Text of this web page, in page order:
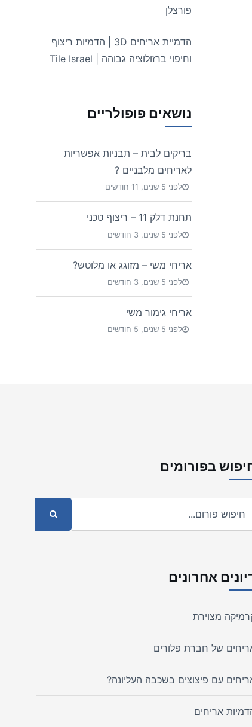
פורצלן
הדמיית אריחים 3D | הדמיות ריצוף
וחיפוי ברזולוציה גבוהה | Tile Israel
נושאים פופולריים
בריקים לבית – תבניות אפשריות
לאריחים מלבניים ?
לפני 5 שנים, 11 חודשים
תחנת דלק 11 – ריצוף טכני
לפני 5 שנים, 3 חודשים
אריחי משי – מזוגג או מלוטש?
לפני 5 שנים, 3 חודשים
אריחי גימור משי
לפני 5 שנים, 5 חודשים
בפורומים
אחרונים
מצוירת
של חברת פלורים
עם פיצוצים בשכבה העליונה?
אריחים